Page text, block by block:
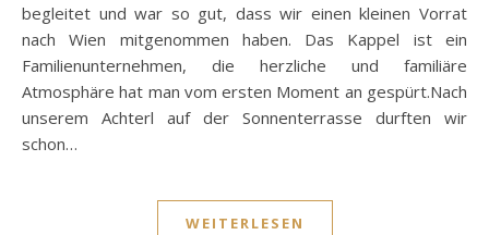
begleitet und war so gut, dass wir einen kleinen Vorrat
nach Wien mitgenommen haben. Das Kappel ist ein
Familienunternehmen, die herzliche und familiäre
Atmosphäre hat man vom ersten Moment an gespürt.Nach
unserem Achterl auf der Sonnenterrasse durften wir
schon…
WEITERLESEN